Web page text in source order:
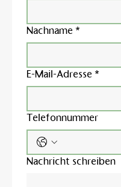
Nachname *
E-Mail-Adresse *
Telefonnummer
Nachricht schreiben